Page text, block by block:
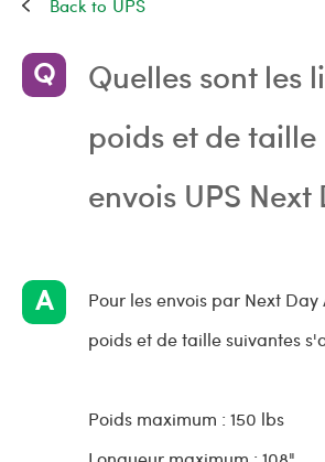
UPS
Quelles sont les
poids et de
envois UPS
Pour les envois par Next Day
poids et de taille suivantes
Poids maximum : 150 lbs